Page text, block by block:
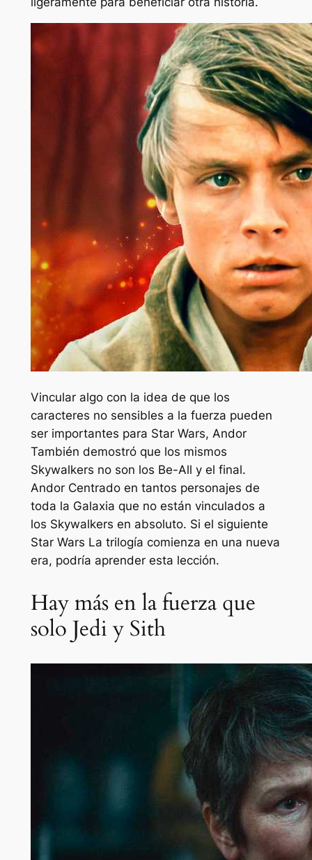
Vincular algo con la idea de que los
caracteres no sensibles a la fuerza pueden
ser importantes para Star Wars, Andor
También demostró que los mismos
Skywalkers no son los Be-All y el final.
AndorCentrado en tantos personajes de
toda la Galaxia que no están vinculados a
los Skywalkers en absoluto. Si el siguiente
Star Wars La trilogía comienza en una nueva
era, podría aprender esta lección.
Hay más en la fuerza que
solo Jedi y Sith